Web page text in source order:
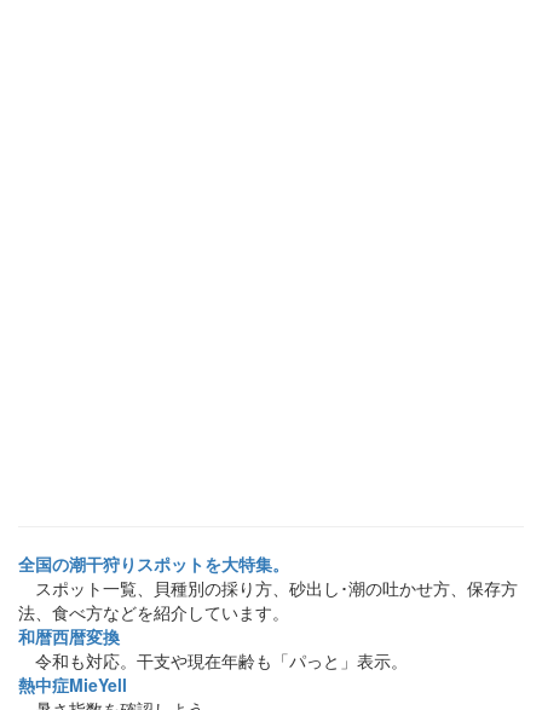
全国の潮干狩りスポットを大特集。
スポット一覧、貝種別の採り方、砂出し･潮の吐かせ方、保存方
法、食べ方などを紹介しています。
和暦西暦変換
令和も対応。干支や現在年齢も「パっと」表示。
熱中症MieYell